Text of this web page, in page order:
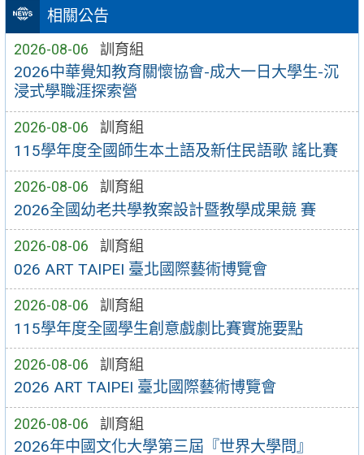
相關公告
2026-08-06 訓育組
2026中華覺知教育關懷協會-成大一日大學生-沉
浸式學職涯探索營
2026-08-06 訓育組
115學年度全國師生本土語及新住民語歌 謠比賽
2026-08-06 訓育組
2026全國幼老共學教案設計暨教學成果競 賽
2026-08-06 訓育組
026 ART TAIPEI 臺北國際藝術博覽會
2026-08-06 訓育組
115學年度全國學生創意戲劇比賽實施要點
2026-08-06 訓育組
2026 ART TAIPEI 臺北國際藝術博覽會
2026-08-06 訓育組
2026年中國文化大學第三屆『世界大學問』